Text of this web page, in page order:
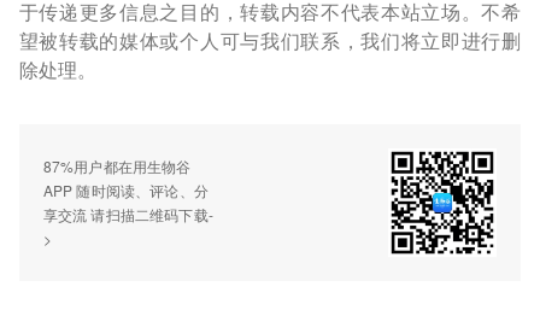
于传递更多信息之目的，转载内容不代表本站立场。不希
望被转载的媒体或个人可与我们联系，我们将立即进行删
除处理。
87%用户都在用生物谷
APP 随时阅读、评论、分
享交流 请扫描二维码下载-
>